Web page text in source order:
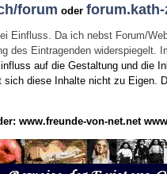
forum oderforum.kath-
Einfluss. Da ich nebst Forum/
Eintragenden widerspiegelt.
auf die Gestaltung und die
diese Inhalte nicht zu Eigen.
www.freunde-von-net.net